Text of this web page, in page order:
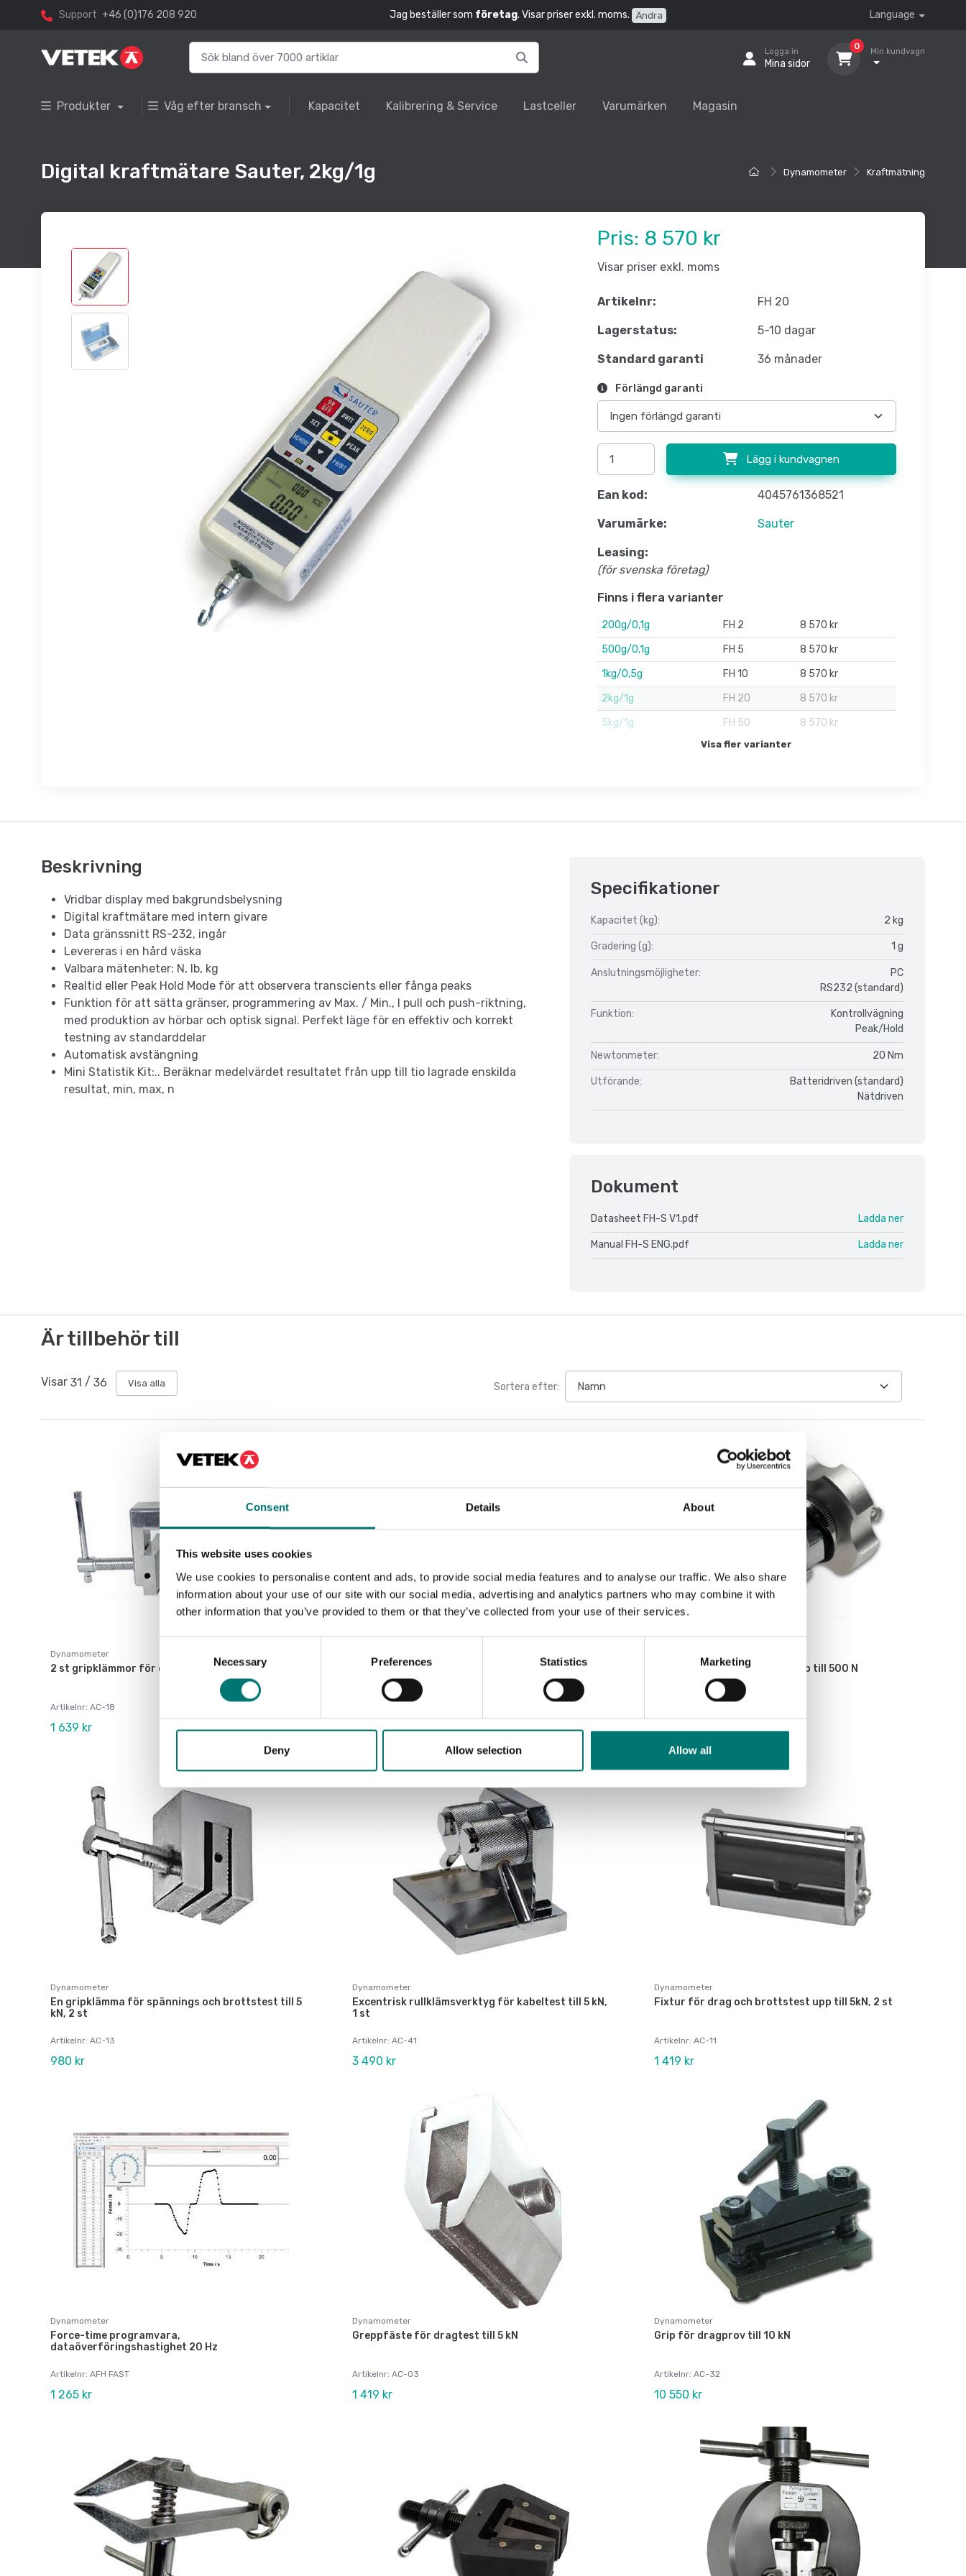
Consent Details About
This website uses cookies
We use cookies to personalise content and ads, to provide social media features and to analyse our traffic. We also share
information about your use of our site with our social media, advertising and analytics partners who may combine it with
other information that you’ve provided to them or that they’ve collected from your use of their services.
Necessary Preferences Statistics Marketing
Deny Allow selection Allow all
Support +46 (0)176 208 920 Jag beställer som företag. Visar priser exkl. moms. Ändra Language
Logga in
Mina sidor
0
Min kundvagn
Produkter Våg efter bransch Kapacitet Kalibrering & Service Lastceller Varumärken Magasin
Dynamometer Kraftmätning
Digital kraftmätare Sauter, 2kg/1g
Pris: 8 570 kr
Visar priser exkl. moms
Artikelnr: FH 20
Lagerstatus: 5-10 dagar
Standard garanti 36 månader
Förlängd garanti
Lägg i kundvagnen
Ean kod: 4045761368521
Varumärke: Sauter
Leasing:
(för svenska företag)
Finns i flera varianter
200g/0,1g FH 2
8 570 kr
500g/0,1g
FH 5
8 570 kr
1kg/0,5g
FH 10
8 570 kr
2kg/1g
FH 20
8 570 kr
5kg/1g
FH 50 8 570 kr
Visa fler varianter
Beskrivning
Vridbar display med bakgrundsbelysning
Digital kraftmätare med intern givare
Data gränssnitt RS-232, ingår
Levereras i en hård väska
Valbara mätenheter: N, lb, kg
Realtid eller Peak Hold Mode för att observera transcients eller fånga peaks
Funktion för att sätta gränser, programmering av Max. / Min., I pull och push-riktning,
med produktion av hörbar och optisk signal. Perfekt läge för en effektiv och korrekt
testning av standarddelar
Automatisk avstängning
Mini Statistik Kit:.. Beräknar medelvärdet resultatet från upp till tio lagrade enskilda
resultat, min, max, n
Specifikationer
Kapacitet (kg): 2 kg
Gradering (g): 1 g
Anslutningsmöjligheter:
PC
RS232 (standard)
Funktion:
Kontrollvägning
Peak/Hold
Newtonmeter: 20 Nm
Utförande:
Batteridriven (standard)
Nätdriven
Dokument
Datasheet FH-S V1.pdf Ladda ner
Manual FH-S ENG.pdf Ladda ner
Är tillbehör till
Visar 31 / 36 Visa alla Sortera efter:
Dynamometer
2 st gripklämmor för dragtest till 5 kN, 2 st
Artikelnr: AC-18
1 639 kr
Bred klämma "snabbfäste" för drag och brottstest
till 500 N
1 860 kr
Cylindrisk klämma för test upp till 500 N
3 790 kr
Dynamometer
En gripklämma för spännings och brottstest till 5
kN, 2 st
Artikelnr: AC-13
980 kr
Dynamometer
Excentrisk rullklämsverktyg för kabeltest till 5 kN,
1 st
Artikelnr: AC-41
3 490 kr
Dynamometer
Fixtur för drag och brottstest upp till 5kN, 2 st
Artikelnr: AC-11
1 419 kr
Dynamometer
Force-time programvara,
dataöverföringshastighet 20 Hz
Artikelnr: AFH FAST
1 265 kr
Dynamometer
Greppfäste för dragtest till 5 kN
Artikelnr: AC-03
1 419 kr
Dynamometer
Grip för dragprov till 10 kN
Artikelnr: AC-32
10 550 kr